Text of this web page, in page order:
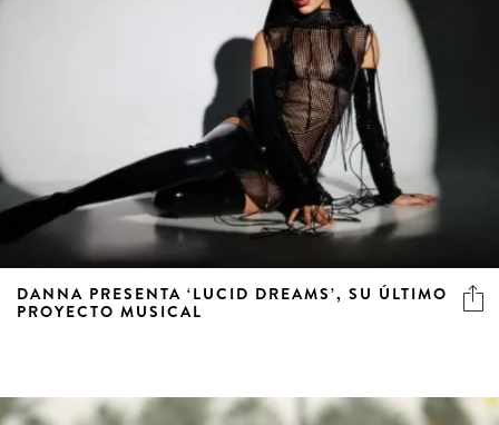
DANNA PRESENTA ‘LUCID DREAMS’, SU ÚLTIMO
PROYECTO MUSICAL